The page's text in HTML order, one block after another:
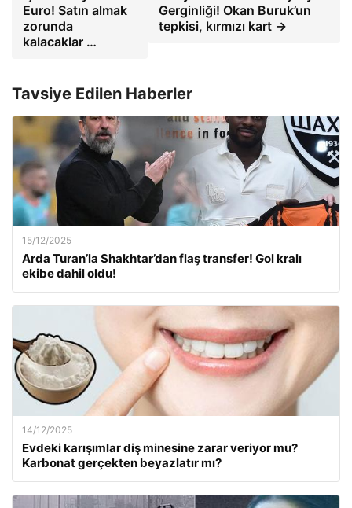
Euro! Satın almak
zorunda
kalacaklar …
Gerginliği! Okan Buruk’un
tepkisi, kırmızı kart →
Tavsiye Edilen Haberler
15/12/2025
Arda Turan’la Shakhtar’dan flaş transfer! Gol kralı
ekibe dahil oldu!
14/12/2025
Evdeki karışımlar diş minesine zarar veriyor mu?
Karbonat gerçekten beyazlatır mı?